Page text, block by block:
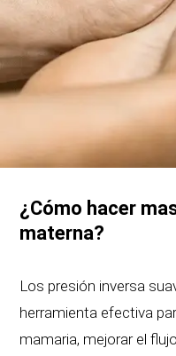
¿Cómo hacer
materna?
Los presión inversa
herramienta efectiva
mamaria, mejorar el